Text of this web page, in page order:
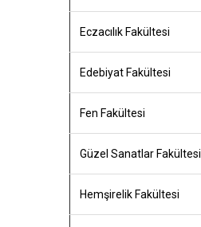
Eczacılık Fakültesi
Edebiyat Fakültesi
Fen Fakültesi
Güzel Sanatlar Fakültesi
Hemşirelik Fakültesi